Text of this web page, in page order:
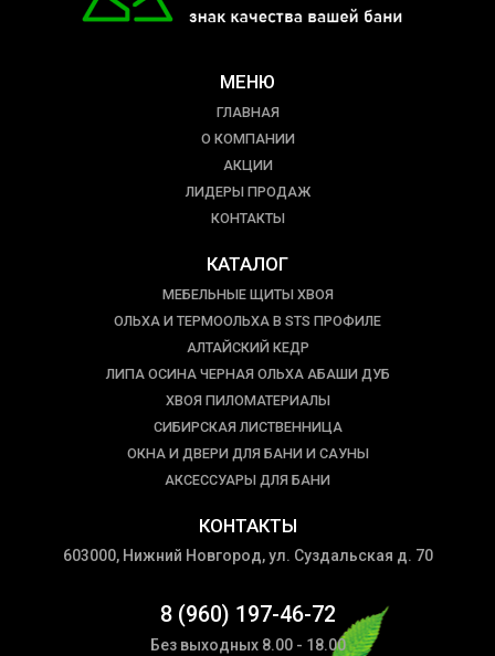
МЕНЮ
ГЛАВНАЯ
О КОМПАНИИ
АКЦИИ
ЛИДЕРЫ ПРОДАЖ
КОНТАКТЫ
КАТАЛОГ
МЕБЕЛЬНЫЕ ЩИТЫ ХВОЯ
ОЛЬХА И ТЕРМООЛЬХА В STS ПРОФИЛЕ
АЛТАЙСКИЙ КЕДР
ЛИПА ОСИНА ЧЕРНАЯ ОЛЬХА АБАШИ ДУБ
ХВОЯ ПИЛОМАТЕРИАЛЫ
СИБИРСКАЯ ЛИСТВЕННИЦА
ОКНА И ДВЕРИ ДЛЯ БАНИ И САУНЫ
АКСЕССУАРЫ ДЛЯ БАНИ
КОНТАКТЫ
603000, Нижний Новгород, ул. Суздальская д. 70
8 (960) 197-46-72
Без выходных 8.00 - 18.00